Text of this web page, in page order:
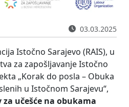
03.03.2025
Istočno Sarajevo (RAIS), u
za zapošljavanje Istočno
„Korak do posla – Obuka
u Istočnom Sarajevu“,
za učešće na obukama